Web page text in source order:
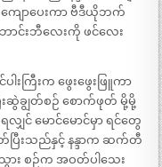
ျောပေးကာ ဗီဒီယိုဘက်
ာင်းဘီလေးကို ဖင်လေး
းကြီးက ဖွေးဖွေးဖြူကာ
းဆွဲချွတ်စဉ် စောက်ဖုတ် မို့မို့
ျှင် မောင်မောင်မှာ ရင်တွေ
ပြီးသည်နှင့် နန္ဒာက ဆက်တီ
ား စဉ်က အဝတ်ပါသေး